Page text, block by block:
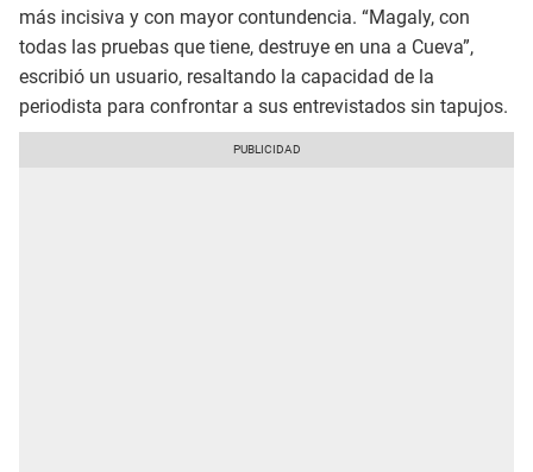
más incisiva y con mayor contundencia. “Magaly, con
todas las pruebas que tiene, destruye en una a Cueva”,
escribió un usuario, resaltando la capacidad de la
periodista para confrontar a sus entrevistados sin tapujos.